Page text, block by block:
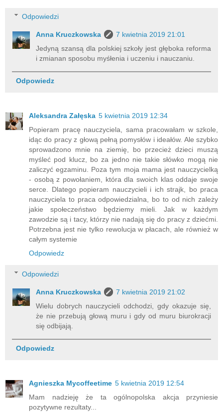
Odpowiedzi
Anna Kruczkowska
7 kwietnia 2019 21:01
Jedyną szansą dla polskiej szkoły jest głęboka reforma
i zmianan sposobu myśłenia i uczeniu i nauczaniu.
Odpowiedz
Aleksandra Załęska 5 kwietnia 2019 12:34
Popieram pracę nauczyciela, sama pracowałam w szkole,
idąc do pracy z głową pełną pomysłów i ideałów. Ale szybko
sprowadzono mnie na ziemię, bo przecież dzieci muszą
myśleć pod klucz, bo za jedno nie takie słówko mogą nie
zaliczyć egzaminu. Poza tym moja mama jest nauczycielką
- osobą z powołaniem, która dla swoich klas oddaje swoje
serce. Dlatego popieram nauczycieli i ich strajk, bo praca
nauczyciela to praca odpowiedzialna, bo to od nich zależy
jakie społeczeństwo będziemy mieli. Jak w każdym
zawodzie są i tacy, którzy nie nadają się do pracy z dziećmi.
Potrzebna jest nie tylko rewolucja w płacach, ale również w
całym systemie
Odpowiedz
Odpowiedzi
Anna Kruczkowska
7 kwietnia 2019 21:02
Wielu dobrych nauczycieli odchodzi, gdy okazuje się,
że nie przebują głową muru i gdy od muru biurokracji
się odbijają.
Odpowiedz
Agnieszka Mycoffeetime 5 kwietnia 2019 12:54
Mam nadzieję że ta ogólnopolska akcja przyniesie
pozytywne rezultaty...